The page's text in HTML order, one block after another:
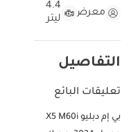
معرض
4.4
ليتر
التفاصيل
تعليقات البائع
بي إم دبليو X5 M60i